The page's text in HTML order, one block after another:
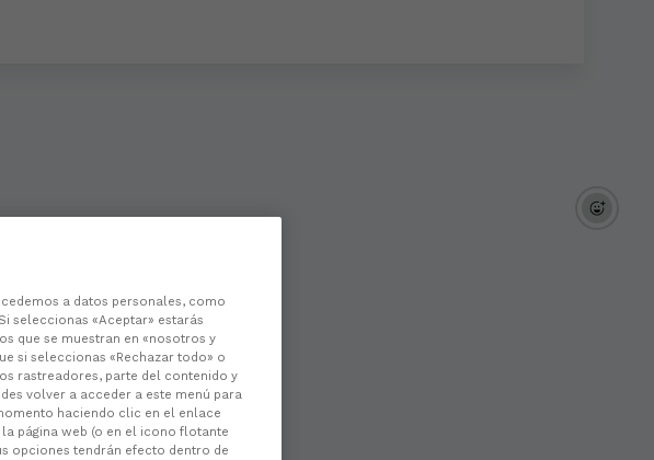
a datos personales, como
seleccionas «Aceptar» estarás
que se muestran en «nosotros y
si seleccionas «Rechazar todo» o
rastreadores, parte del contenido y
volver a acceder a este menú para
haciendo clic en el enlace
página web (o en el icono flotante
opciones tendrán efecto dentro de